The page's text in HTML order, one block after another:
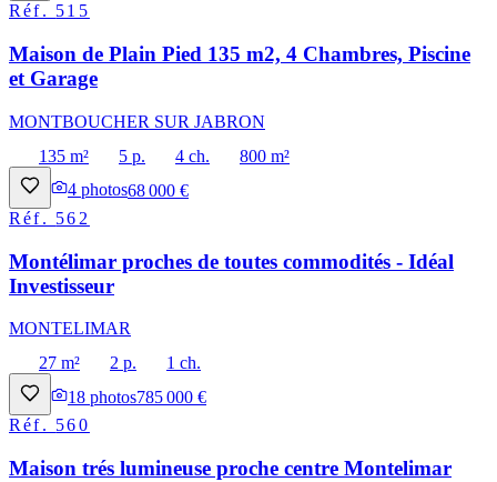
Réf. 515
Maison de Plain Pied 135 m2, 4 Chambres, Piscine
et Garage
MONTBOUCHER SUR JABRON
135 m²
5 p. 4 ch.
800 m²
4 photos68 000 €
Réf. 562
Montélimar proches de toutes commodités - Idéal
Investisseur
MONTELIMAR
27 m²
2 p.
1 ch.
18 photos785 000 €
Réf. 560
Maison trés lumineuse proche centre Montelimar